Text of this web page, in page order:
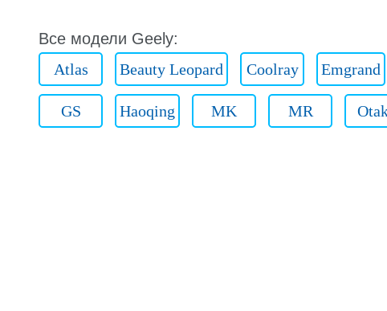
Все модели Geely:
Atlas
Beauty Leopard Coolray Emgrand
GS Haoqing MK MR